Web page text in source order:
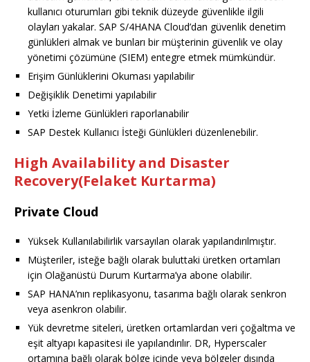
kullanıcı oturumları gibi teknik düzeyde güvenlikle ilgili
olayları yakalar. SAP S/4HANA Cloud’dan güvenlik denetim
günlükleri almak ve bunları bir müşterinin güvenlik ve olay
yönetimi çözümüne (SIEM) entegre etmek mümkündür.
Erişim Günlüklerini Okuması yapılabilir
Değişiklik Denetimi yapılabilir
Yetki İzleme Günlükleri raporlanabilir
SAP Destek Kullanıcı İsteği Günlükleri düzenlenebilir.
High Availability and Disaster
Recovery(Felaket Kurtarma)
Private Cloud
Yüksek Kullanılabilirlik varsayılan olarak yapılandırılmıştır.
Müşteriler, isteğe bağlı olarak buluttaki üretken ortamları
için Olağanüstü Durum Kurtarma’ya abone olabilir.
SAP HANA’nın replikasyonu, tasarıma bağlı olarak senkron
veya asenkron olabilir.
Yük devretme siteleri, üretken ortamlardan veri çoğaltma ve
eşit altyapı kapasitesi ile yapılandırılır. DR, Hyperscaler
ortamına bağlı olarak bölge içinde veya bölgeler dışında